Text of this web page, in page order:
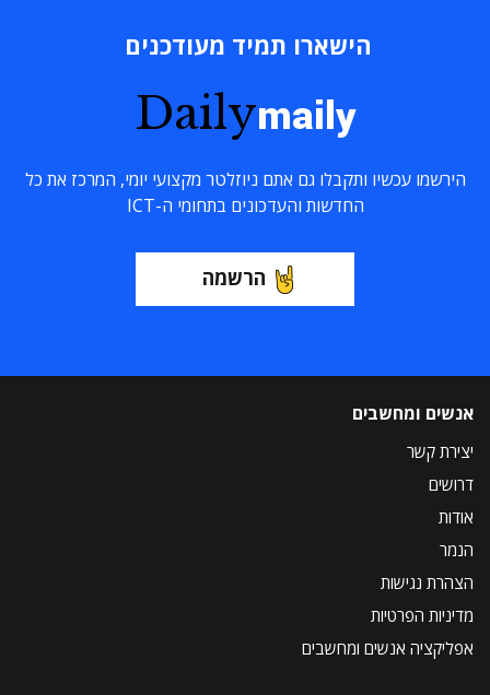
הישארו תמיד מעודכנים
Dailymaily
הירשמו עכשיו ותקבלו גם אתם ניוזלטר מקצועי יומי, המרכז את כל
החדשות והעדכונים בתחומי ה-ICT
הרשמה
אנשים ומחשבים
יצירת קשר
דרושים
אודות
הנמר
הצהרת נגישות
מדיניות הפרטיות
אפליקציה אנשים ומחשבים